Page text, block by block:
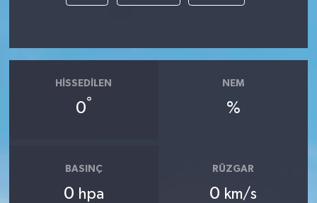
HISSEDILEN
0°
NEM
%
BASINÇ
0 hpa
RÜZGAR
0 km/s